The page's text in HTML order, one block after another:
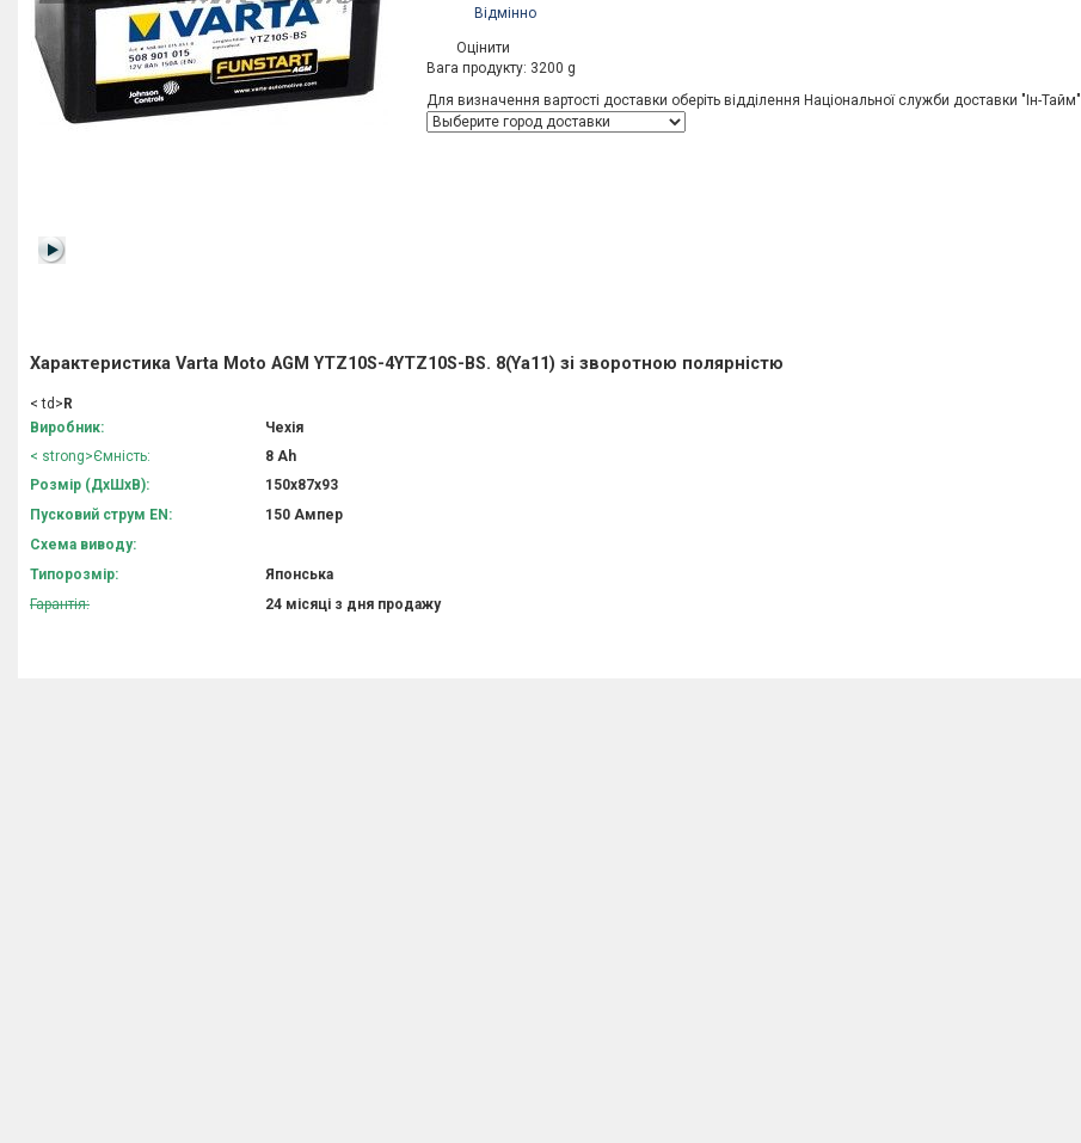
Відмінно
Оцінити
Вага продукту: 3200 g
Для визначення вартості доставки оберіть відділення Національної служби доставки "Ін-Тайм"
Характеристика Varta Moto AGM YTZ10S-4YTZ10S-BS. 8(Ya11) зі зворотною полярністю
< td>R
Виробник:
Чехія
< strong>Ємність:
8 Аh
Розмір (ДхШхВ):
150х87х93
Пусковий струм EN:
150 Ампер
Схема виводу:
Типорозмір:
Японська
Гарантія:
24 місяці з дня продажу